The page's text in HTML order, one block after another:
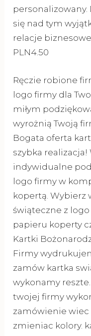
się nad tym
relacje
PLN4.50
Ręczie robione
logo firmy dla
miłym
wyrożnią Twoją
Bogata oferta
szybka
indywidualne
logo firmy w
kopertą. Wybierz
świąteczne z
papieru koperty
Kartki
Firmy
zamów kartka
wykonamy
twojej firmy
zamówienie
zmieniac kolory.